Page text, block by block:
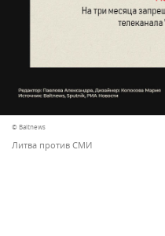
© Baltnews
Литва против СМИ